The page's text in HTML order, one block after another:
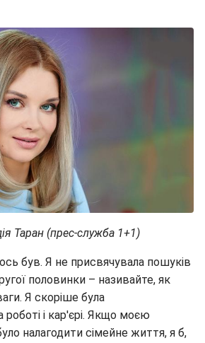
Таран (прес-служба 1+1)
був. Я не присвячувала пошуків
половинки – називайте, як
Я скоріше була
і кар'єрі. Якщо моєю
налагодити сімейне життя, я б,